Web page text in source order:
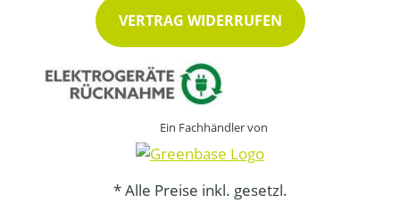
VERTRAG WIDERRUFEN
Ein Fachhändler von
* Alle Preise inkl. gesetzl.